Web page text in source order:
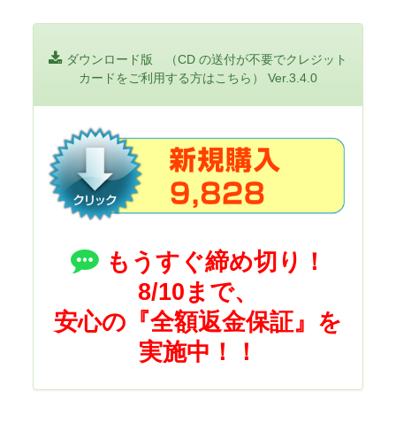
ダウンロード版 （CD の送付が不要でクレジット
カードをご利用する方はこちら） Ver.3.4.0
もうすぐ締め切り！
8/10まで、
安心の『全額返金保証』を
実施中！！